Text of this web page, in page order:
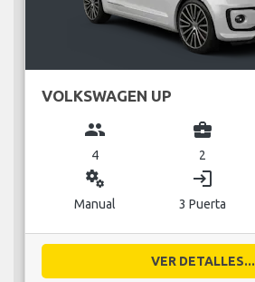
VOLKSWAGEN UP
group
4
business_center
2
miscellaneous_services
Manual
login
3 Puerta
VER DETALLES...